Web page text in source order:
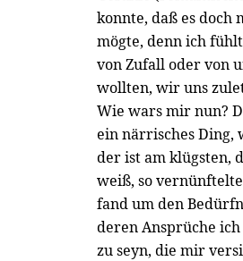
konnte, daß es doch
mögte, denn ich
von Zufall oder von
wollten, wir uns
Wie wars mir nun?
ein närrisches Ding,
der ist am klügsten,
weiß, so
fand um den
deren Ansprüche
zu seyn, die mir